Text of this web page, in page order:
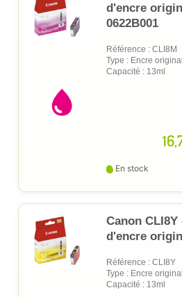
d'encre
0622B001
Référence : CLI8M
Type : Encre
Capacité : 13ml
En stock
Canon
d'encre
Référence : CLI8Y
Type : Encre
Capacité : 13ml